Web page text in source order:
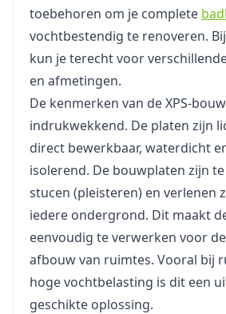
toebehoren om je complete
vochtbestendig te renoveren.
kun je terecht voor
en afmetingen.
De kenmerken van de XPS-
indrukwekkend. De platen zijn
direct bewerkbaar, waterdicht
isolerend. De bouwplaten zijn
stucen (pleisteren) en verlenen
iedere ondergrond. Dit maakt
eenvoudig te verwerken voor
afbouw van ruimtes. Vooral bij
hoge vochtbelasting is dit een
geschikte oplossing.